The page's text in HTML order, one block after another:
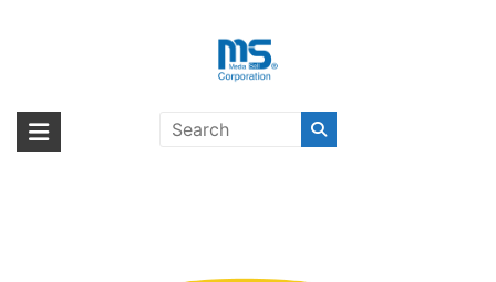
海外輸入ブランド商品｜株式会社
海外事業部が取り揃えている海外輸入商品には、日本では珍しい「海外ブ
ランド」をはじめ「ユニークな商品」「機能的な商品」「コストパフォー